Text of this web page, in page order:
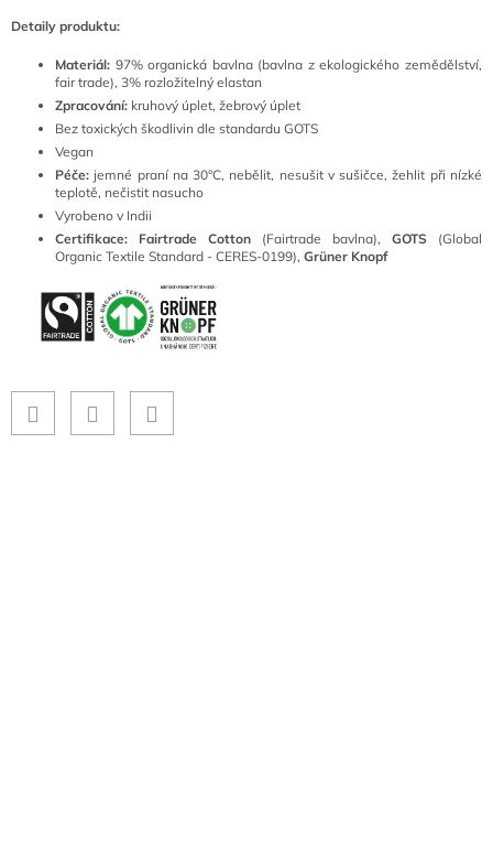
Detaily produktu:
Materiál: 97% organická bavlna (bavlna z ekologického zemědělství,
fair trade), 3% rozložitelný elastan
Zpracování: kruhový úplet, žebrový úplet
Bez toxických škodlivin dle standardu GOTS
Vegan
Péče: jemné praní na 30°C, nebělit, nesušit v sušičce, žehlit při nízké
teplotě, nečistit nasucho
Vyrobeno v Indii
Certifikace: Fairtrade Cotton (Fairtrade bavlna), GOTS
(Global
Organic Textile Standard - CERES-0199), Grüner Knopf